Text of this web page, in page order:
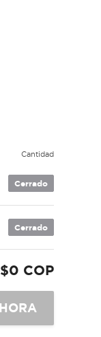
Cantidad
Cerrado
Cerrado
$0 COP